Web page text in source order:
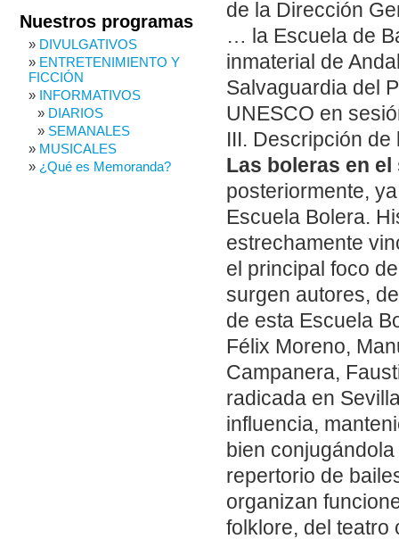
de la Dirección
… la Escuela de
inmaterial de
Salvaguardia del
UNESCO en
III. Descripción de
Las boleras en
posteriormente,
Escuela Bolera.
estrechamente
el principal foco
surgen autores,
de esta Escuela
Félix Moreno,
Campanera,
radicada en
influencia,
bien
repertorio de
organizan
folklore, del teatro
Nuestros programas
DIVULGATIVOS
ENTRETENIMIENTO Y
FICCIÓN
INFORMATIVOS
DIARIOS
SEMANALES
MUSICALES
¿Qué es Memoranda?